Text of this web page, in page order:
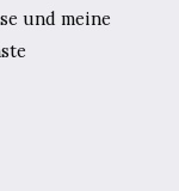
und meine